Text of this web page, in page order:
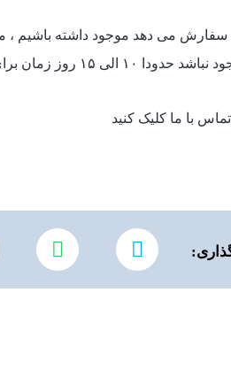
می دهد موجود داشته باشیم ،
زمان برای تولید نیاز دارد
با ما کلیک کنید